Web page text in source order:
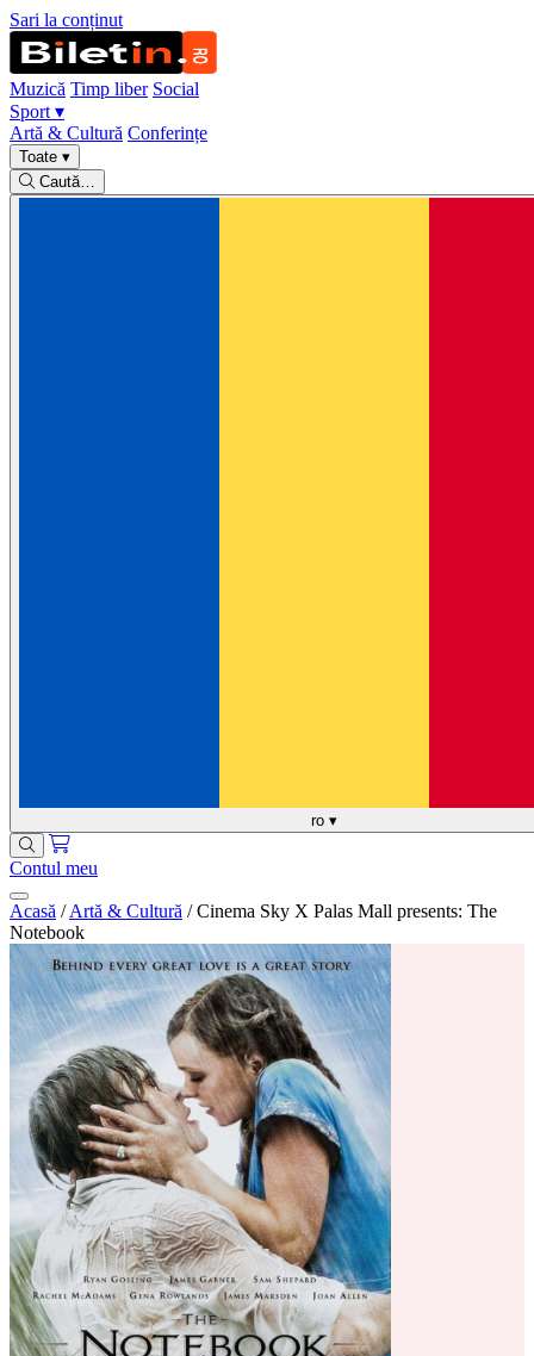
Sari la conținut
Muzică Timp liber Social
Sport ▾
Artă & Cultură Conferințe
Toate ▾
Caută…
ro ▾
Contul meu
Acasă / Artă & Cultură / Cinema Sky X Palas Mall presents: The
Notebook